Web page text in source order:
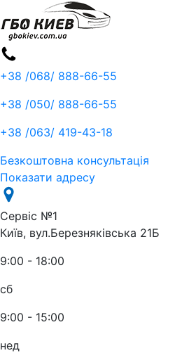
+38 /068/ 888-66-55
+38 /050/ 888-66-55
+38 /063/ 419-43-18
Безкоштовна консультація
Показати адресу
Сервіс №1
Київ, вул.Березняківська 21Б
9:00 - 18:00
сб
9:00 - 15:00
нед